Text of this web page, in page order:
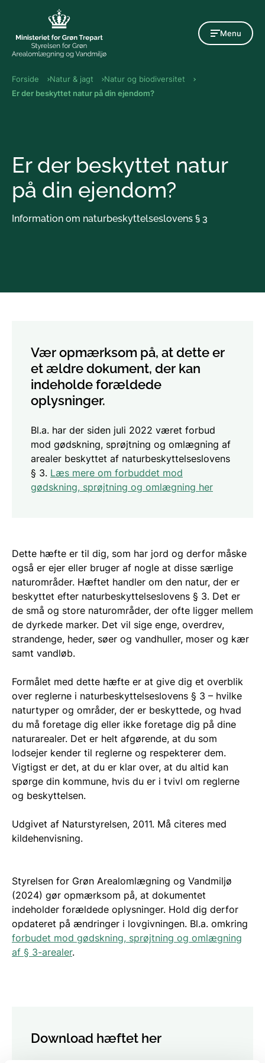
Menu
Forside Natur & jagt
Natur og biodiversitet
Er der beskyttet natur på din ejendom?
Er der beskyttet natur
på din ejendom?
Information om naturbeskyttelseslovens § 3
Vær opmærksom på, at dette er
et ældre dokument, der kan
indeholde forældede
oplysninger.
Bl.a. har der siden juli 2022 været forbud
mod gødskning, sprøjtning og omlægning af
arealer beskyttet af naturbeskyttelseslovens
§ 3. Læs mere om forbuddet mod
gødskning, sprøjtning og omlægning her
Dette hæfte er til dig, som har jord og derfor måske
også er ejer eller bruger af nogle at disse særlige
naturområder. Hæftet handler om den natur, der er
beskyttet efter naturbeskyttelseslovens § 3. Det er
de små og store naturområder, der ofte ligger mellem
de dyrkede marker. Det vil sige enge, overdrev,
strandenge, heder, søer og vandhuller, moser og kær
samt vandløb.
Formålet med dette hæfte er at give dig et overblik
over reglerne i naturbeskyttelseslovens § 3 – hvilke
naturtyper og områder, der er beskyttede, og hvad
du må foretage dig eller ikke foretage dig på dine
naturarealer. Det er helt afgørende, at du som
lodsejer kender til reglerne og respekterer dem.
Vigtigst er det, at du er klar over, at du altid kan
spørge din kommune, hvis du er i tvivl om reglerne
og beskyttelsen.
Udgivet af Naturstyrelsen, 2011. Må citeres med
kildehenvisning.
Styrelsen for Grøn Arealomlægning og Vandmiljø
(2024) gør opmærksom på, at dokumentet
indeholder forældede oplysninger. Hold dig derfor
opdateret på ændringer i lovgivningen. Bl.a. omkring
forbudet mod gødskning, sprøjtning og omlægning
af § 3-arealer.
Download hæftet her